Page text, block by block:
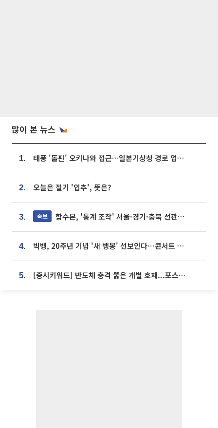
많이 본 뉴스
1. 태풍 '돌핀' 오키나와 접근…일본기상청 경로 업데이트
2. 오늘은 절기 '입추', 뜻은?
3. 속보 합수본, '통계 조작' 서울·경기·충북 선관위 등 추가 압수수색
4. 빅뱅, 20주년 기념 '새 뱅봉' 선보인다⋯콘서트 앞두고 팝업 개최
5. [증시키워드] 반도체 충격 뚫은 개별 호재...포스코퓨처엠·에코프로·한화솔루션 '눈길'